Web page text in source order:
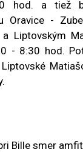
hod. a tiež
Oravice -
Liptovským
- 8:30 hod.
Bille smer